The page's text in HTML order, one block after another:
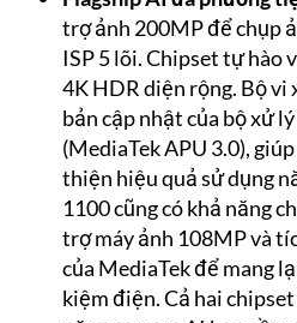
trợ ảnh 200MP để chụp
ISP 5 lõi. Chipset tự hào
4K HDR diện rộng. Bộ vi
bản cập nhật của bộ xử
(MediaTek APU 3.0),
thiện hiệu quả sử dụng
1100 cũng có khả năng
trợ máy ảnh 108MP và
của MediaTek để mang
kiệm điện. Cả hai